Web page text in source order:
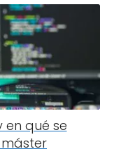
en qué se